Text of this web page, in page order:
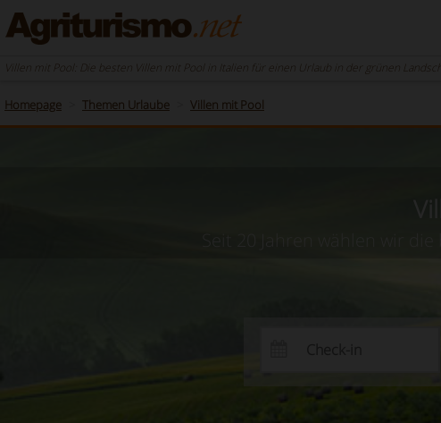
Villen mit Pool: Die besten Villen mit Pool in Italien für einen Urlaub in der grünen
Homepage Themen Urlaube Villen mit Pool
Seit 20 Jahren wählen wir